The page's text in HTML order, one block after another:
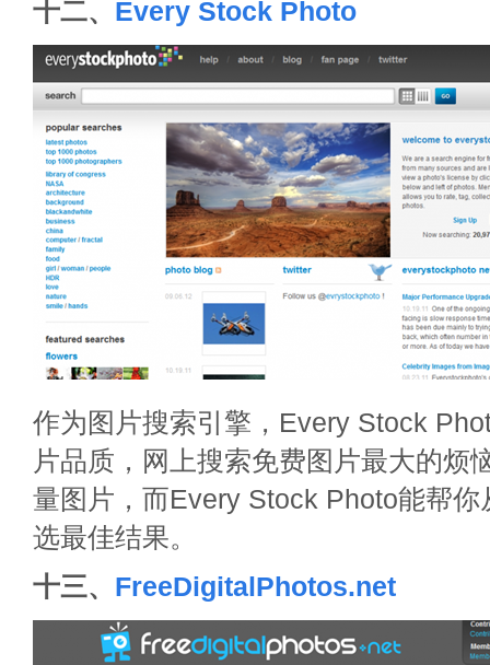
十二、 Every Stock Photo
作为图片搜索引擎，Every Stock
片品质，网上搜索免费图片最大的烦
量图片，而Every Stock Photo能帮你
选最佳结果。
十三、 FreeDigitalPhotos.net